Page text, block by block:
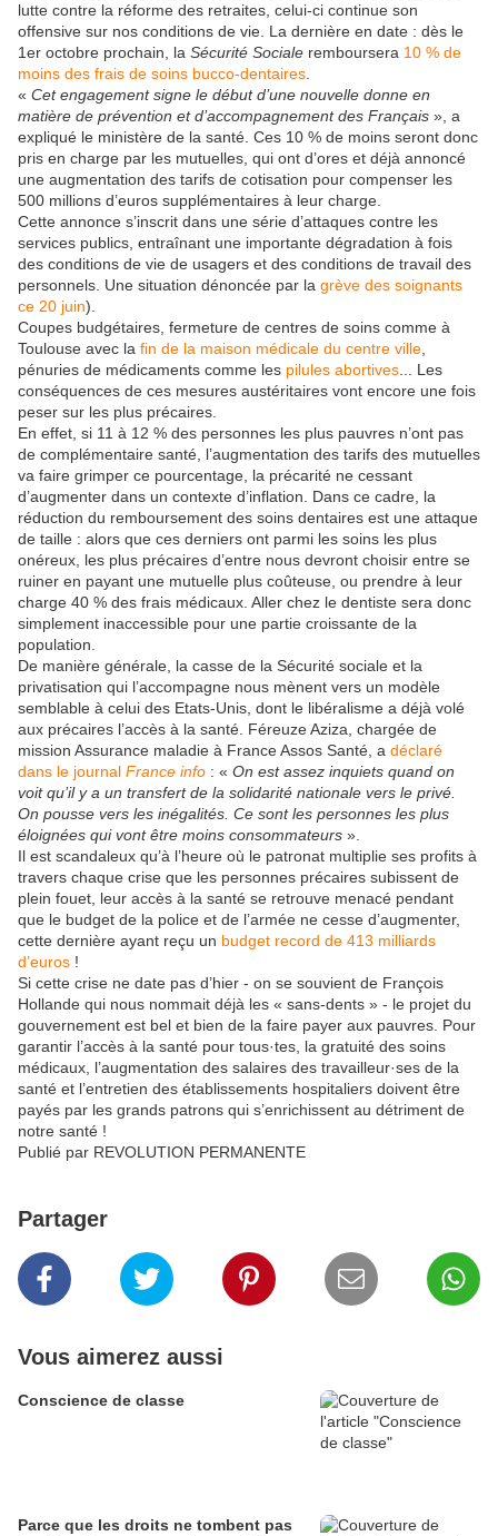
lutte contre la réforme des retraites, celui-ci continue son
offensive sur nos conditions de vie. La dernière en date : dès le
1er octobre prochain, la Sécurité Sociale remboursera 10 % de
moins des frais de soins bucco-dentaires
« Cet engagement signe le début d’une nouvelle donne en
matière de prévention et d’accompagnement des Français », a
expliqué le ministère de la santé. Ces 10 % de moins seront donc
pris en charge par les mutuelles, qui ont d’ores et déjà annoncé
une augmentation des tarifs de cotisation pour compenser les
500 millions d’euros supplémentaires à leur charge.
Cette annonce s’inscrit dans une série d’attaques contre les
services publics, entraînant une importante dégradation à fois
des conditions de vie de usagers et des conditions de travail des
personnels. Une situation dénoncée par la grève des soignants
ce 20 juin).
Coupes budgétaires, fermeture de centres de soins comme à
Toulouse avec la fin de la maison médicale du centre ville
pénuries de médicaments comme les pilules abortives ... Les
conséquences de ces mesures austéritaires vont encore une fois
peser sur les plus précaires.
En effet, si 11 à 12 % des personnes les plus pauvres n’ont pas
de complémentaire santé, l’augmentation des tarifs des mutuelles
va faire grimper ce pourcentage, la précarité ne cessant
d’augmenter dans un contexte d’inflation. Dans ce cadre, la
réduction du remboursement des soins dentaires est une attaque
de taille : alors que ces derniers ont parmi les soins les plus
onéreux, les plus précaires d’entre nous devront choisir entre se
ruiner en payant une mutuelle plus coûteuse, ou prendre à leur
charge 40 % des frais médicaux. Aller chez le dentiste sera donc
simplement inaccessible pour une partie croissante de la
population.
De manière générale, la casse de la Sécurité sociale et la
privatisation qui l’accompagne nous mènent vers un modèle
semblable à celui des Etats-Unis, dont le libéralisme a déjà volé
aux précaires l’accès à la santé. Féreuze Aziza, chargée de
mission Assurance maladie à France Assos Santé, a déclaré
dans le journal France info : « On est assez inquiets quand on
voit qu’il y a un transfert de la solidarité nationale vers le privé.
On pousse vers les inégalités. Ce sont les personnes les plus
éloignées qui vont être moins consommateurs ».
Il est scandaleux qu’à l’heure où le patronat multiplie ses profits à
travers chaque crise que les personnes précaires subissent de
plein fouet, leur accès à la santé se retrouve menacé pendant
que le budget de la police et de l’armée ne cesse d’augmenter,
cette dernière ayant reçu un budget record de 413 milliards
d’euros !
Si cette crise ne date pas d’hier - on se souvient de François
Hollande qui nous nommait déjà les « sans-dents » - le projet du
gouvernement est bel et bien de la faire payer aux pauvres. Pour
garantir l’accès à la santé pour tous·tes, la gratuité des soins
médicaux, l’augmentation des salaires des travailleur·ses de la
santé et l’entretien des établissements hospitaliers doivent être
payés par les grands patrons qui s’enrichissent au détriment de
notre santé !
Publié par REVOLUTION PERMANENTE
Partager
Vous aimerez aussi
Conscience de classe
Parce que les droits ne tombent pas